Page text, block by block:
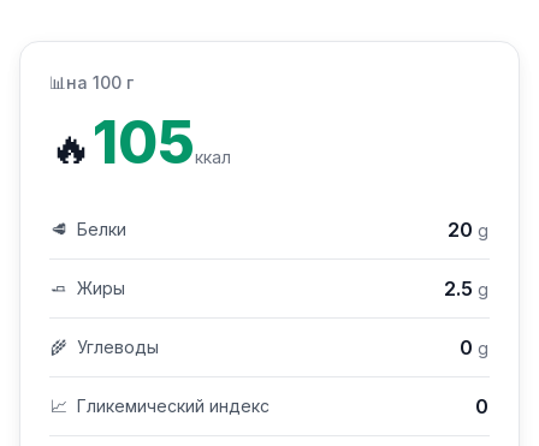
📊 на 100 г
🔥105ккал
🥩 Белки 20 g
🧈 Жиры 2.5 g
🌾 Углеводы 0 g
📈 Гликемический индекс 0